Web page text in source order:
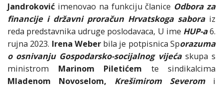
Jandroković imenovao na funkciju članice Odbora za
financije i državni proračun Hrvatskoga saboraiz
reda predstavnika udruge poslodavaca, U ime HUP-a6.
rujna 2023. Irena Weberbila je potpisnica Sporazuma
o osnivanju Gospodarsko-socijalnog vijeća skupa s
ministrom Marinom Piletićem te sindikalcima
Mladenom Novoselom,
Krešimirom Severom i